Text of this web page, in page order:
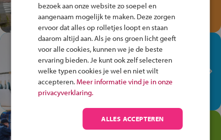
Speel het Fiets Veilig Verkeersspel
en win een Cortina-fiets!
In de winkel ben je op je
plek!
Ontdek via het vmbo jouw talent
op de winkelvloer, waar elke dag
anders is!
Jouw talent in de
bezoek aan onze website zo soepel en
aangenaam mogelijk te maken. Deze zorgen
ervoor dat alles op rolletjes loopt en staan
daarom altijd aan. Als je ons groen licht geeft
voor alle cookies, kunnen we je de beste
ervaring bieden. Je kunt ook zelf selecteren
welke typen cookies je wel en niet wilt
accepteren. Meer informatie vind je in onze
privacyverklaring.
ALLES ACCEPTEREN